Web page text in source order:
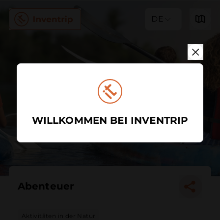
DE
Abenteuer
Aktivitäten in der Natur
WILLKOMMEN BEI INVENTRIP